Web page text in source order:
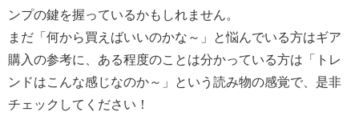
ンプの鍵を握っているかもしれません。
まだ「何から買えばいいのかな～」と悩んでいる方はギア
購入の参考に、ある程度のことは分かっている方は「トレ
ンドはこんな感じなのか～」という読み物の感覚で、是非
チェックしてください！